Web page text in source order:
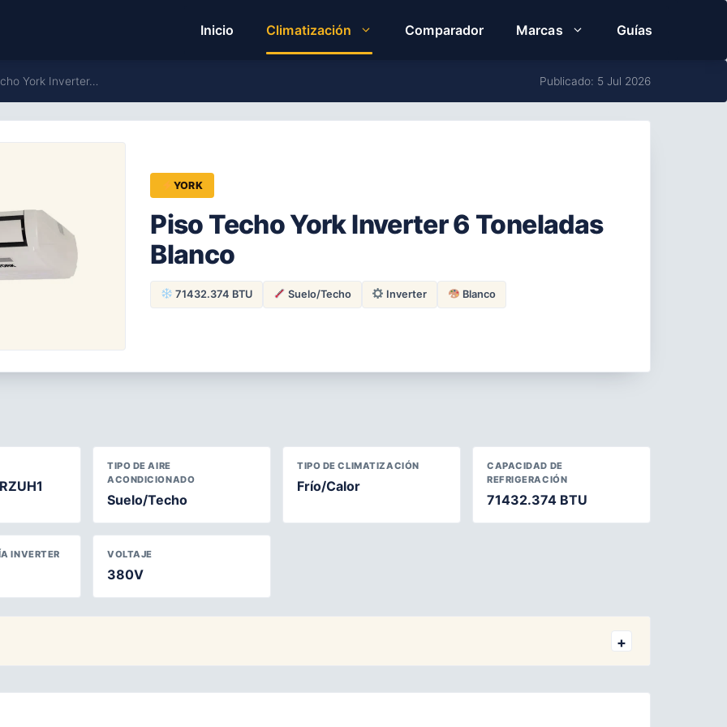
Inicio Climatización Comparador Marcas Guías
York Inverter… Publicado: 5 Jul 2026
YORK
Piso Techo York Inverter 6 Toneladas
Blanco
71432.374 BTU Suelo/Techo Inverter Blanco
TIPO DE AIRE
ACONDICIONADO
Suelo/Techo
TIPO DE CLIMATIZACIÓN
Frío/Calor
CAPACIDAD DE
REFRIGERACIÓN
71432.374 BTU
INVERTER VOLTAJE
380V